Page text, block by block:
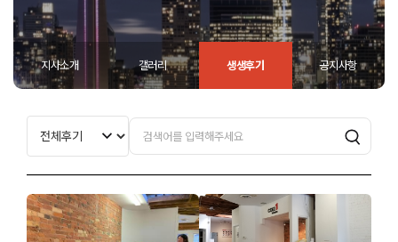
지사소개 갤러리 생생후기 공지사항